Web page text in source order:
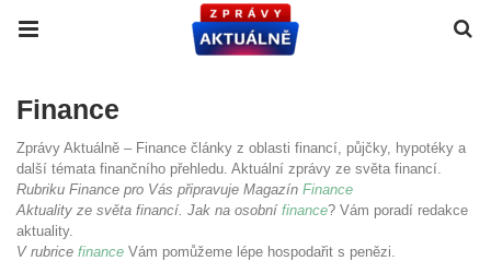
Finance
Zprávy Aktuálně – Finance články z oblasti financí, půjčky, hypotéky a
další témata finančního přehledu. Aktuální zprávy ze světa financí.
Rubriku Finance pro Vás připravuje Magazín Finance
Aktuality ze světa financí. Jak na osobní finance? Vám poradí redakce
aktuality.
V rubrice finance Vám pomůžeme lépe hospodařit s penězi.